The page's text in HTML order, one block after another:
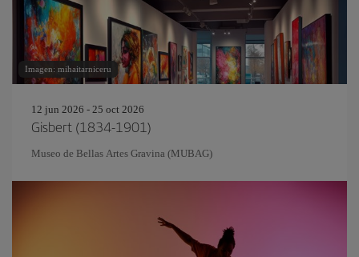
Imagen: mihaitarniceru
12 jun 2026 - 25 oct 2026
Gisbert (1834-1901)
Museo de Bellas Artes Gravina (MUBAG)